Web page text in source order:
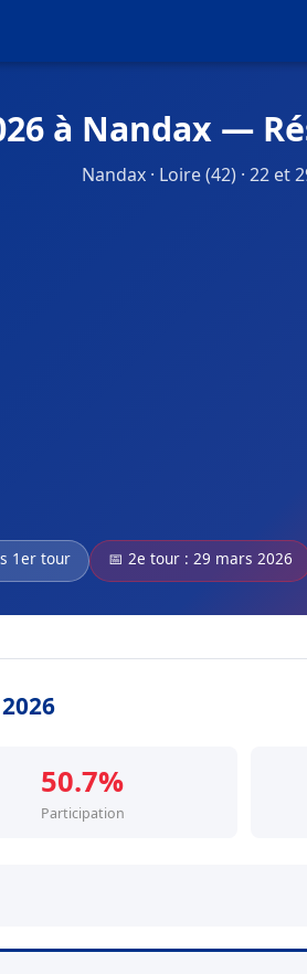
à Nandax —
Nandax · Loire (42) · 22 et
1er tour 📅 2e tour : 29 mars 2026
50.7%
Participation